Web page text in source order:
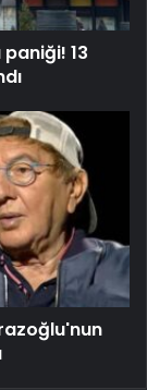
paniği! 13